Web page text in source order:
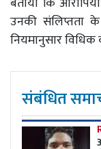
उनकी संलिप्तता
नियमानुसार विधिक
संबंधित